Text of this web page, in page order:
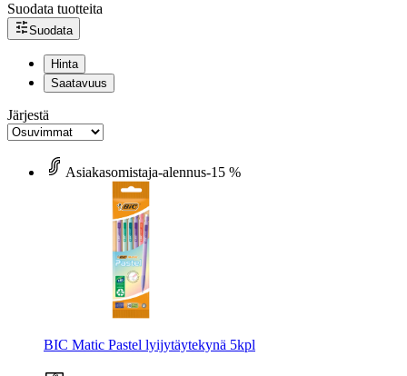
Suodata tuotteita
Suodata
Hinta
Saatavuus
Järjestä
Asiakasomistaja-alennus-15 %
BIC Matic Pastel lyijytäytekynä 5kpl